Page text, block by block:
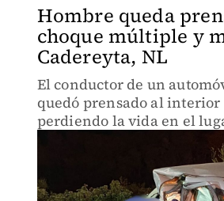
Hombre queda
choque múltiple y
Cadereyta, NL
El conductor de un
quedó prensado al
perdiendo la vida en el